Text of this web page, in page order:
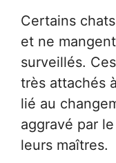
Certains
et ne
surveillés.
très attachés
lié au
aggravé par
leurs maîtres.